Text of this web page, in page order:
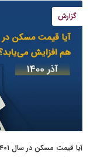
گزارش
آیا قیمت مسکن در سال ۱۴۰۱ هم افزایش می‌یابد؟ (بررسی شرایط کنونی)